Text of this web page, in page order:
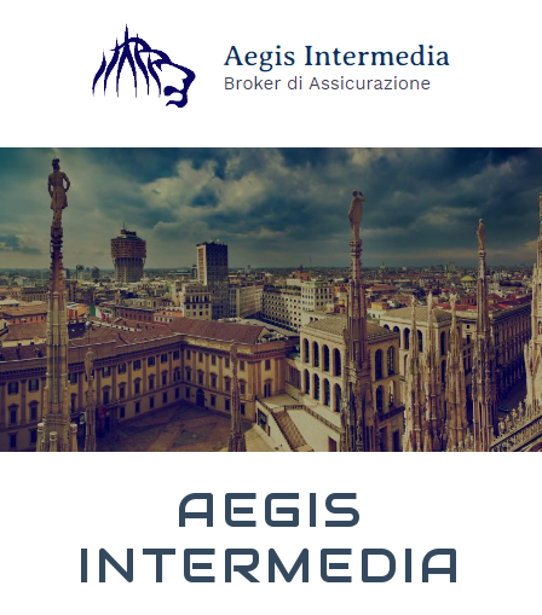
AEGIS
INTERMEDIA